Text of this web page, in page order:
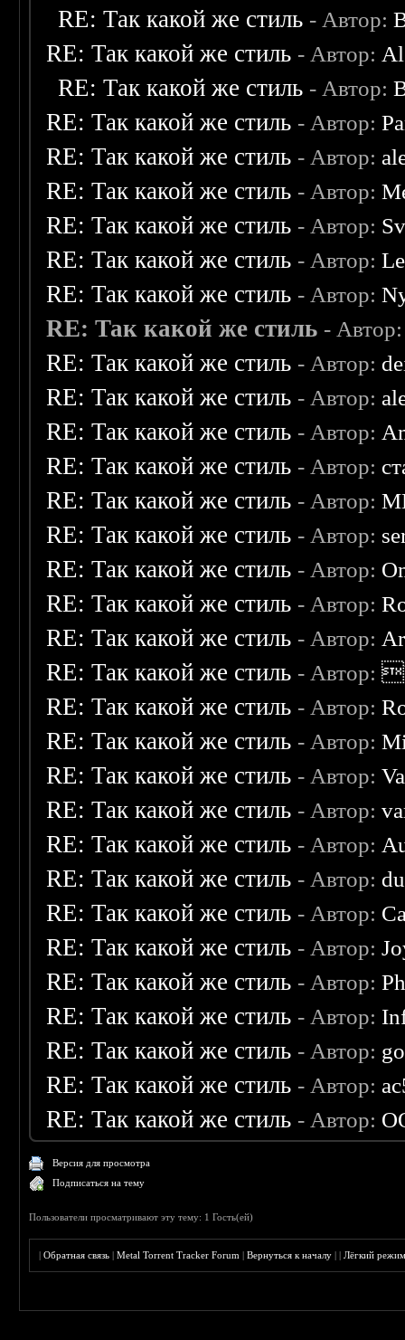
RE: Так какой же стиль - Автор:
RE: Так какой же стиль - Автор:
RE: Так какой же стиль - Автор:
RE: Так какой же стиль - Автор:
RE: Так какой же стиль - Автор:
RE: Так какой же стиль - Автор:
RE: Так какой же стиль - Автор:
RE: Так какой же стиль - Автор:
RE: Так какой же стиль - Автор:
RE: Так какой же стиль -
RE: Так какой же стиль - Автор:
RE: Так какой же стиль - Автор:
RE: Так какой же стиль - Автор:
RE: Так какой же стиль - Автор:
RE: Так какой же стиль - Автор:
RE: Так какой же стиль - Автор:
RE: Так какой же стиль - Автор:
RE: Так какой же стиль - Автор:
RE: Так какой же стиль - Автор:
RE: Так какой же стиль - Автор:
RE: Так какой же стиль - Автор:
RE: Так какой же стиль - Автор:
RE: Так какой же стиль - Автор:
RE: Так какой же стиль - Автор:
RE: Так какой же стиль - Автор:
RE: Так какой же стиль - Автор:
RE: Так какой же стиль - Автор:
RE: Так какой же стиль - Автор:
RE: Так какой же стиль - Автор:
RE: Так какой же стиль - Автор:
RE: Так какой же стиль - Автор:
RE: Так какой же стиль - Автор:
RE: Так какой же стиль - Автор:
Версия для просмотра
Подписаться на тему
Пользователи просматривают эту тему: 1 Гость(ей)
|Обратная связь |Metal Torrent Tracker Forum |Вернуться к началу ||Лёгкий